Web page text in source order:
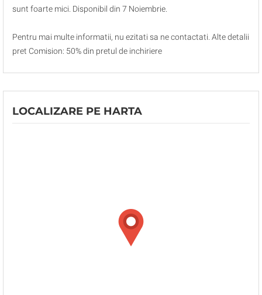
sunt foarte mici. Disponibil din 7 Noiembrie.
Pentru mai multe informatii, nu ezitati sa ne contactati. Alte detalii
pret Comision: 50% din pretul de inchiriere
LOCALIZARE PE HARTA